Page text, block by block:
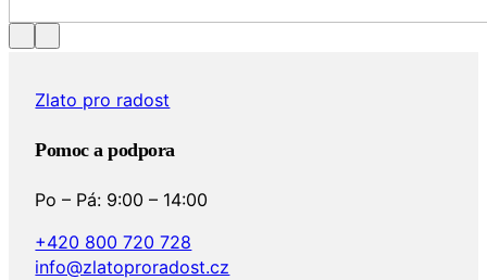
Zlato pro radost
Pomoc a podpora
Po – Pá: 9:00 – 14:00
+420 800 720 728
info@zlatoproradost.cz